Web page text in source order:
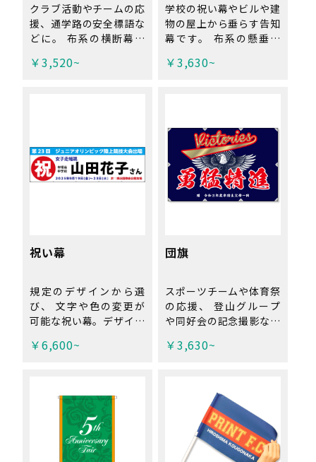
クラブ活動やチームの応
援、通学路の安全標語な
どに。 布系の横断幕な
運びも可能です！軽量で
商品です。 ※工場直送
品の為、代引き不可。
￥3,520~
学校の祝い幕やビルや建
物の屋上から垂らす告知
幕です。 布系の懸垂幕
素材です！薄く軽量な
い！折りたたんで運ぶこ
とも可能です！ ※工場
直送品の為、代引き不
可。
￥3,630~
祝い幕
規定のデザインから選
び、 文字や色の変更が
可能な祝い幕。デザイン
内の方や、お急ぎの方
「学校名」「チーム・
クラブ名」 「大会
名・開催日」「人名」等
をご記入ください。
書体・色の変更は可能で
￥6,600~
団旗
スポーツチームや体育祭
の応援、 登山グループ
や同好会の記念撮影など
ることができます！ ※
￥3,630~